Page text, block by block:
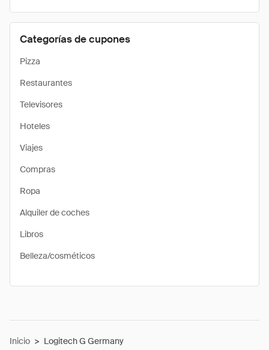
Categorías de cupones
Pizza
Restaurantes
Televisores
Hoteles
Viajes
Compras
Ropa
Alquiler de coches
Libros
Belleza/cosméticos
Inicio > Logitech G Germany